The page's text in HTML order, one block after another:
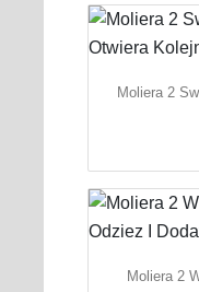
Moliera 2
Moliera 2